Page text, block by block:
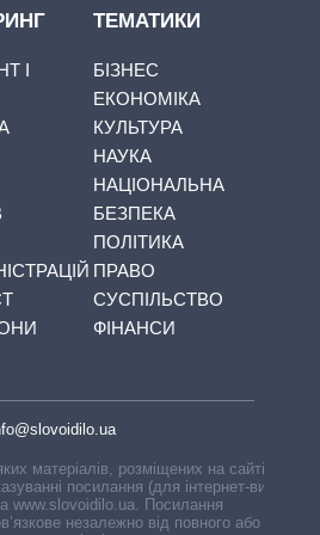
І
ТЕМАТИКИ
БІЗНЕС
ЕКОНОМІКА
КУЛЬТУРА
НАУКА
НАЦІОНАЛЬНА
БЕЗПЕКА
ПОЛІТИКА
ПРАВО
СУСПІЛЬСТВО
ФІНАНСИ
матеріалів, розміщених на сайті,
посилання (для інтернет-видань
www.slovoidilo.ua. Посилання
незалежно від повного або